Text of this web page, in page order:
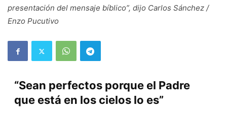
presentación del mensaje bíblico”, dijo Carlos Sánchez /
Enzo Pucutivo
“Sean perfectos porque el Padre
que está en los cielos lo es”